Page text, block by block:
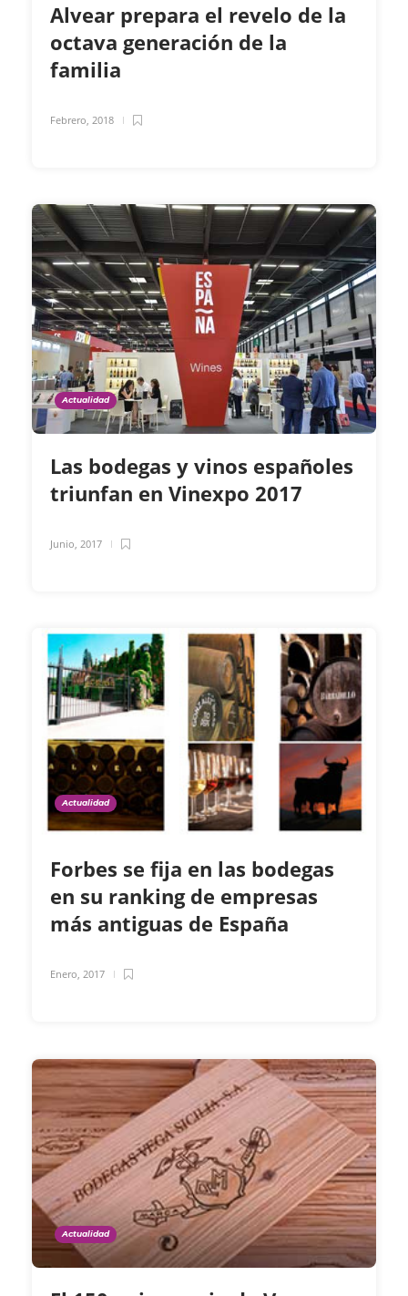
Alvear prepara el revelo de la
octava generación de la
familia
Febrero, 2018
Actualidad
Las bodegas y vinos españoles
triunfan en Vinexpo 2017
Junio, 2017
Actualidad
Forbes se fija en las bodegas
en su ranking de empresas
más antiguas de España
Enero, 2017
Actualidad